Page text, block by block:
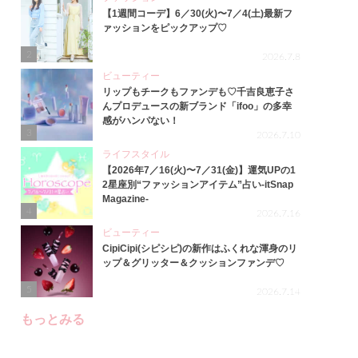
【1週間コーデ】6／30(火)〜7／4(土)最新フ
ァッションをピックアップ♡
2026.7.8
3
ビューティー
リップもチークもファンデも♡千吉良恵子さ
んプロデュースの新ブランド「ifoo」の多幸
感がハンパない！
2026.7.10
4
ライフスタイル
【2026年7／16(火)〜7／31(金)】運気UPの1
2星座別“ファッションアイテム”占い-itSnap
Magazine-
2026.7.16
ビューティー
CipiCipi(シピシピ)の新作はふくれな渾身のリ
ップ＆グリッター＆クッションファンデ♡
2026.7.14
もっとみる